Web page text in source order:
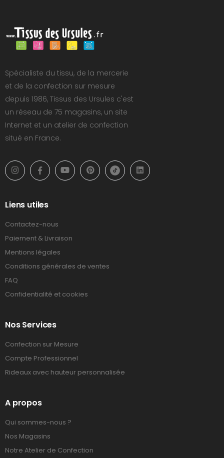
Spécialiste du tissu, de la mercerie
et de la confection sur mesure
depuis 1986, Tissus des Ursules c'est
un réseau de 75 magasins, un site
Internet et un atelier de confection
situé en France.
Liens utiles
Contactez-nous
Paiement & Livraison
Mentions légales
Conditions générales de ventes
FAQ
Confidentialité et cookies
Nos Services
Confection sur Mesure
Compte Professionnel
Rideaux avec hauteur personnalisée
A propos
Qui sommes-nous ?
Nos Magasins
Notre Atelier de Confection